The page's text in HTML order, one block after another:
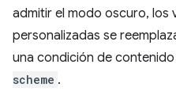
admitir el modo oscuro, los
personalizadas se
una condición de contenido
scheme .